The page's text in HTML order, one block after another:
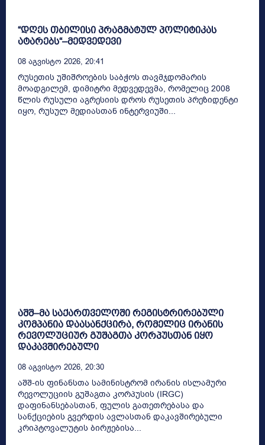
“დღეს თბილისი პრაგმატულ პოლიტიკას
ატარებს“–მედვედევი
08 Აგვისტო 2026, 20:41
რუსეთის უშიშროების საბჭოს თავმჯდომარის
მოადგილემ, დიმიტრი მედვედევმა, რომელიც 2008
წლის რუსული აგრესიის დროს რუსეთის პრეზიდენტი
იყო, რუსულ მედიასთან ინტერვიუში...
აშშ–მა საქართველოში რეგისტრირებული
კომპანია დაასანქცირა, რომელიც ირანის
რევოლუციურ გუშაგთა კორპუსთან იყო
დაკავშირებული
08 Აგვისტო 2026, 20:30
აშშ-ის ფინანსთა სამინისტრომ ირანის ისლამური
რევოლუციის გუშაგთა კორპუსის (IRGC)
დაფინანსებასთან, ფულის გათეთრებასა და
სანქციების გვერდის ავლასთან დაკავშირებული
კრიპტოვალუტის ბირჟებისა...